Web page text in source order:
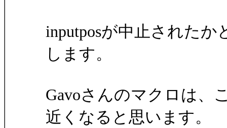
inputposが中止されたか
します。
Gavoさんのマクロは、
近くなると思います。